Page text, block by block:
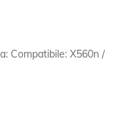
Compatibile: X560n /